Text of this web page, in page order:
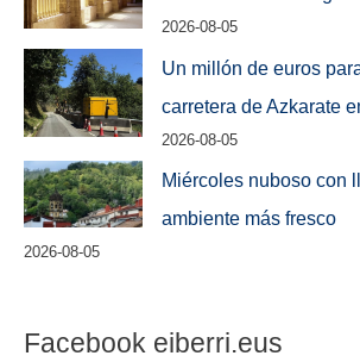
2026-08-05
Un millón de euros
carretera de Azkarate
2026-08-05
Miércoles nuboso con
ambiente más fresco
2026-08-05
Facebook eiberri.eus